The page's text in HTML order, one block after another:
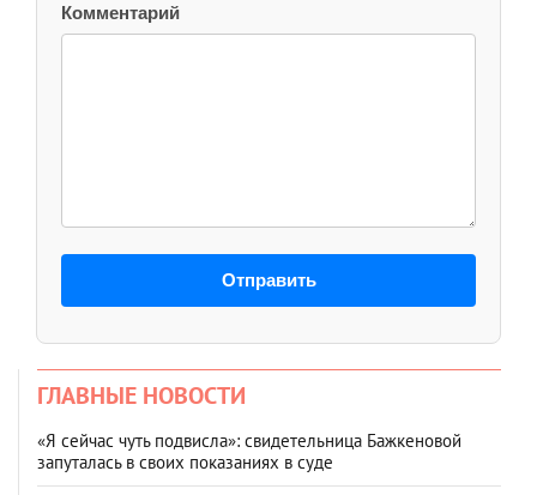
Комментарий
Отправить
ГЛАВНЫЕ НОВОСТИ
«Я сейчас чуть подвисла»: свидетельница Бажкеновой
запуталась в своих показаниях в суде